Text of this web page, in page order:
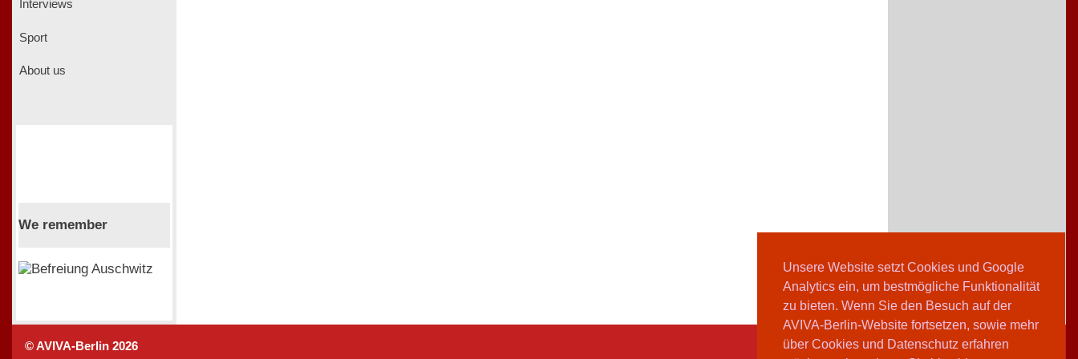
Unsere Website setzt Cookies und Google
Analytics ein, um bestmögliche Funktionalität
zu bieten. Wenn Sie den Besuch auf der
AVIVA-Berlin-Website fortsetzen, sowie mehr
über Cookies und Datenschutz erfahren
Interviews
Sport
About us
We remember
© AVIVA-Berlin 2026